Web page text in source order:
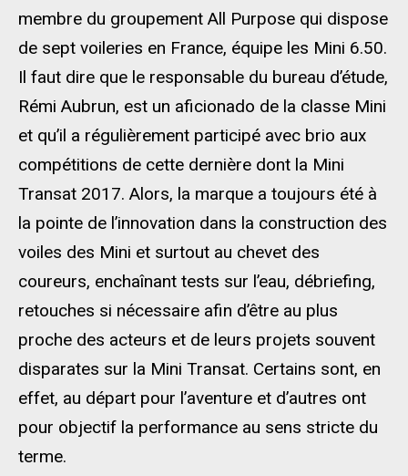
membre du groupement All Purpose qui dispose
de sept voileries en France, équipe les Mini 6.50.
Il faut dire que le responsable du bureau d’étude,
Rémi Aubrun, est un aficionado de la classe Mini
et qu’il a régulièrement participé avec brio aux
compétitions de cette dernière dont la Mini
Transat 2017. Alors, la marque a toujours été à
la pointe de l’innovation dans la construction des
voiles des Mini et surtout au chevet des
coureurs, enchaînant tests sur l’eau, débriefing,
retouches si nécessaire afin d’être au plus
proche des acteurs et de leurs projets souvent
disparates sur la Mini Transat. Certains sont, en
effet, au départ pour l’aventure et d’autres ont
pour objectif la performance au sens stricte du
terme.